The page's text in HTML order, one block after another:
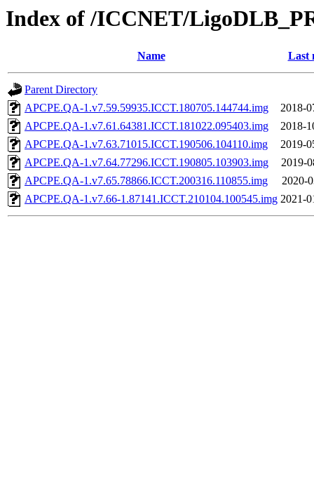
Index of /ICCNET/
Name Last
Parent Directory
APCPE.QA-1.v7.59.59935.ICCT.180705.144744.img
2018-
APCPE.QA-1.v7.61.64381.ICCT.181022.095403.img
2018-
APCPE.QA-1.v7.63.71015.ICCT.190506.104110.img
2019-
APCPE.QA-1.v7.64.77296.ICCT.190805.103903.img
2019-
APCPE.QA-1.v7.65.78866.ICCT.200316.110855.img
2020-
APCPE.QA-1.v7.66-1.87141.ICCT.210104.100545.img 2021-